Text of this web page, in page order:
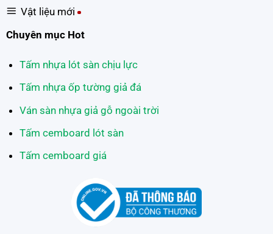
Vật liệu mới
Chuyên mục Hot
Tấm nhựa lót sàn chịu lực
Tấm nhựa ốp tường giả đá
Ván sàn nhựa giả gỗ ngoài trời
Tấm cemboard lót sàn
Tấm cemboard giá